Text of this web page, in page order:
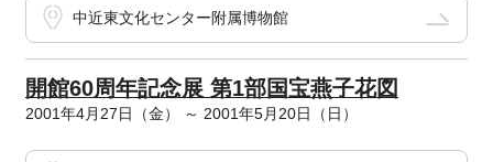
中近東文化センター附属博物館
開館60周年記念展 第1部国宝燕子花図
2001年4月27日（金） ～ 2001年5月20日（日）